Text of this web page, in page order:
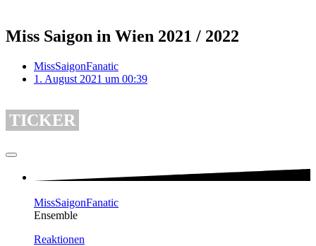
Miss Saigon in Wien 2021 / 2022
MissSaigonFanatic
1. August 2021 um 00:39
TICKER
MissSaigonFanatic
Ensemble
Reaktionen